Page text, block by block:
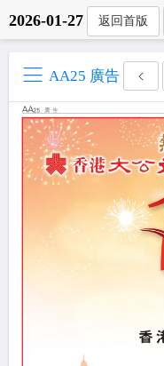
2026-01-27 返回首版
AA25 廣告